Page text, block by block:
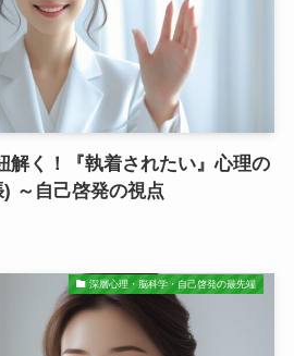
解く！『執着されたい』心理の
～自己啓発の視点
深層心理・脳科学・自己啓発の最先端